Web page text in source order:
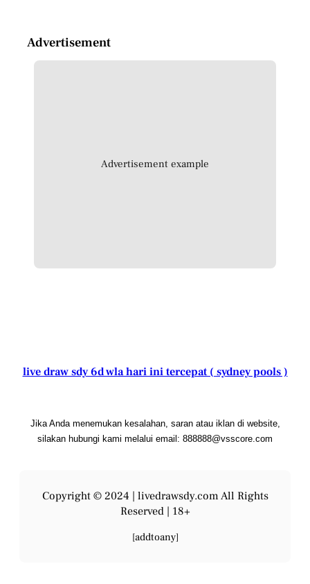
Advertisement
Advertisement example
live draw sdy 6d wla hari ini tercepat ( sydney pools )
Jika Anda menemukan kesalahan, saran atau iklan di website,
silakan hubungi kami melalui email: 888888@vsscore.com
Copyright © 2024 | livedrawsdy.com All Rights
Reserved | 18+
[addtoany]